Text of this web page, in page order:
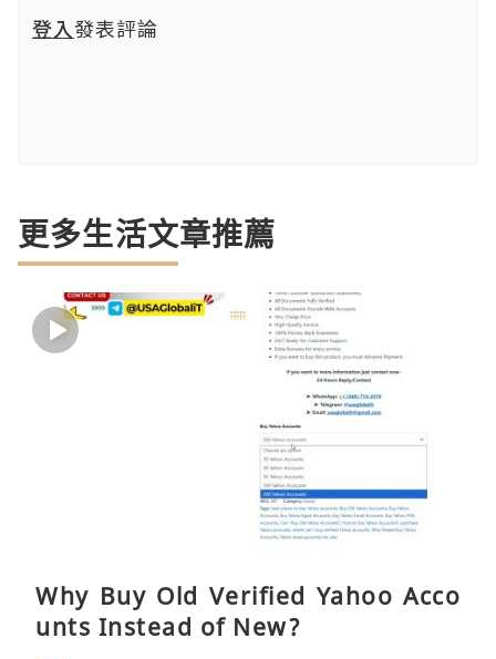
登入發表評論
更多生活文章推薦
Why Buy Old Verified Yahoo Acco
unts Instead of New?